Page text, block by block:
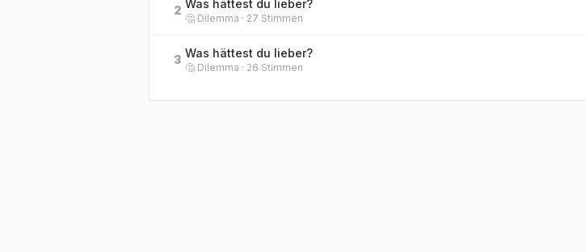
2 Was hättest du lieber?
🤔 Dilemma · 27 Stimmen
3 Was hättest du lieber?
🤔 Dilemma · 26 Stimmen